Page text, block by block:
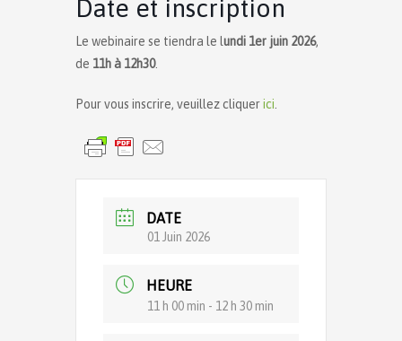
Date et inscription
Le webinaire se tiendra le lundi 1er juin 2026,
de 11h à 12h30.
Pour vous inscrire, veuillez cliquerici.
DATE
01 Juin 2026
HEURE
11 h 00 min - 12 h 30 min